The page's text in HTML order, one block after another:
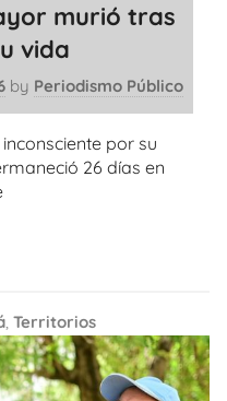
murió tras
vida
by Periodismo Público
por su
26 días en
, Territorios